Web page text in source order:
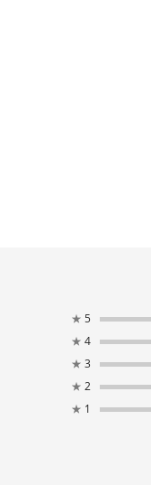
★ 5
★ 4
★ 3
★ 2
★ 1